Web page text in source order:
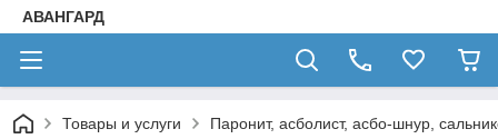
АВАНГАРД
Товары и услуги Паронит, асболист, асбо-шнур,